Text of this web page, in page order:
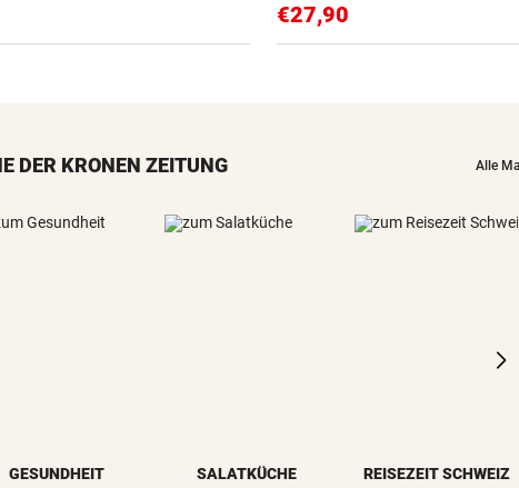
€27,90
DER KRONEN ZEITUNG Alle
GESUNDHEIT SALATKÜCHE REISEZEIT SCHWEIZ